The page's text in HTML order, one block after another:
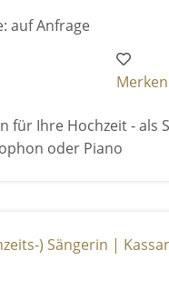
auf Anfrage
Merken
für Ihre Hochzeit - als
oder Piano